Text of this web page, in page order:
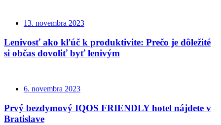
13. novembra 2023
Lenivosť ako kľúč k produktivite: Prečo je dôležité
si občas dovoliť byť lenivým
6. novembra 2023
Prvý bezdymový IQOS FRIENDLY hotel nájdete v
Bratislave